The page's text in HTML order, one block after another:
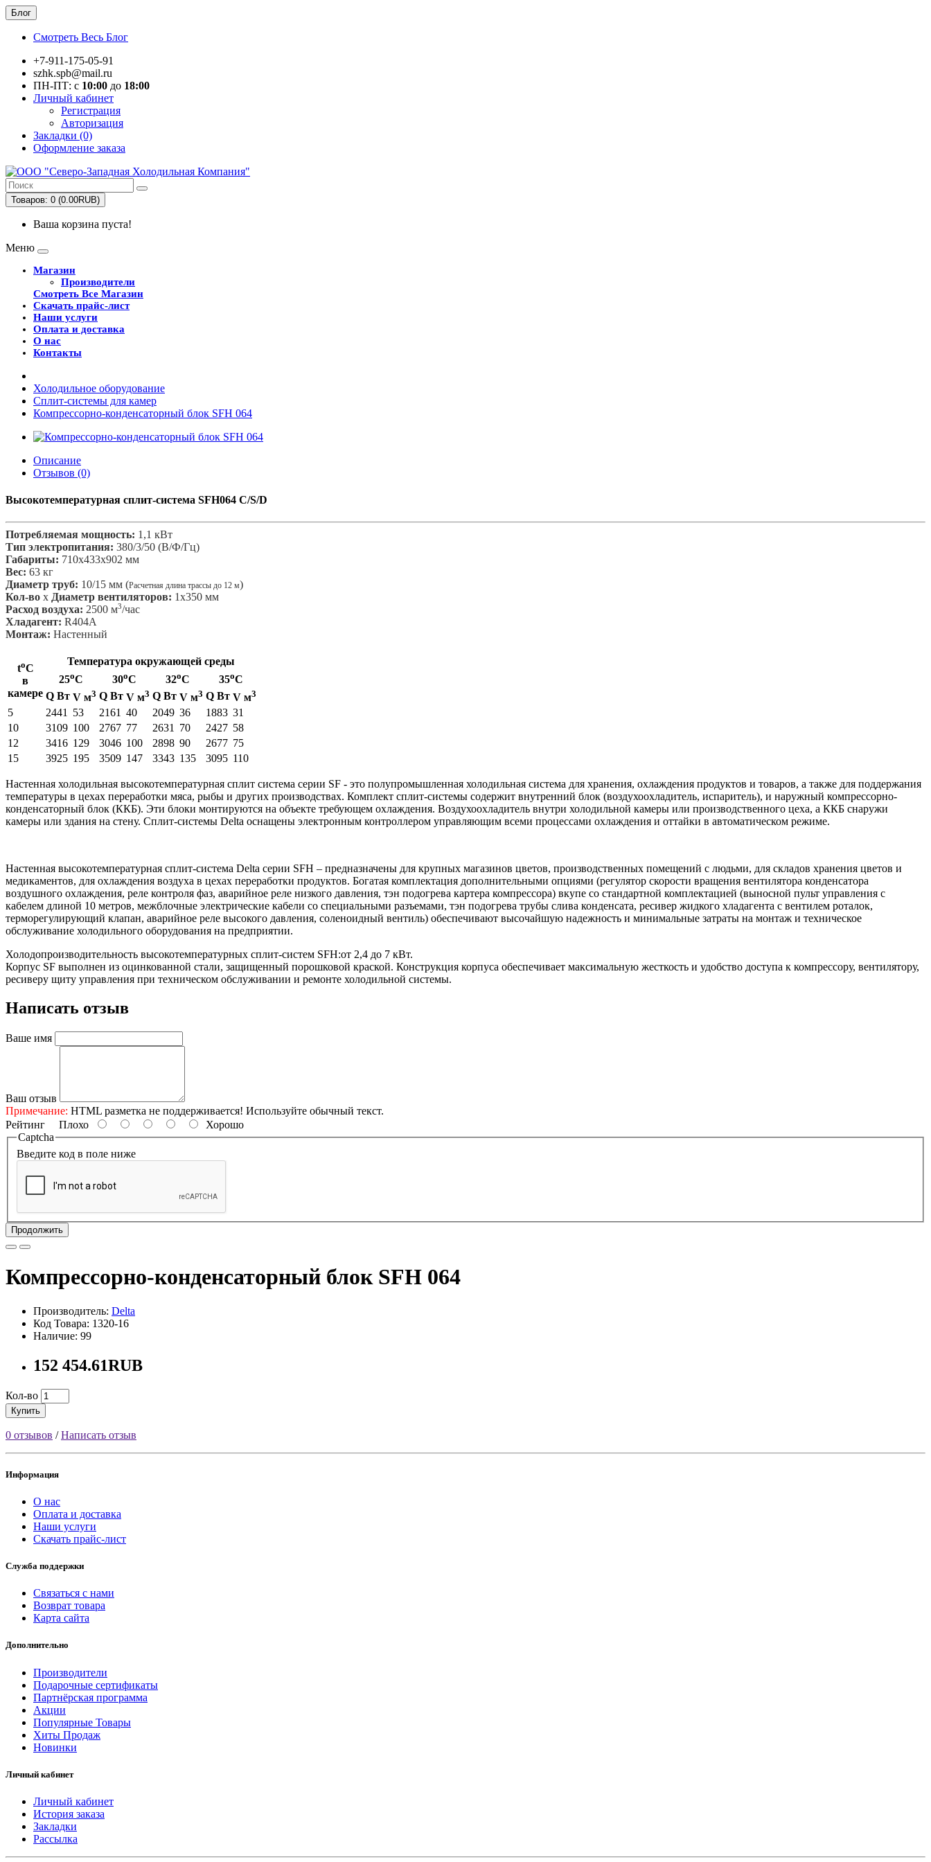
Блог
Смотреть Весь Блог
+7-911-175-05-91
szhk.spb@mail.ru
ПН-ПТ: с 10:00 до 18:00
Личный кабинет
Регистрация
Авторизация
Закладки (0)
Оформление заказа
Товаров: 0 (0.00RUB)
Ваша корзина пуста!
Меню
Магазин
Производители
Смотреть Все Магазин
Скачать прайс-лист
Наши услуги
Оплата и доставка
О нас
Контакты
Холодильное оборудование
Сплит-системы для камер
Компрессорно-конденсаторный блок SFH 064
Описание
Отзывов (0)
Высокотемпературная сплит-система SFH064 C/S/D
Потребляемая мощность: 1,1 кВт
Тип электропитания: 380/3/50 (В/Ф/Гц)
Габариты: 710x433x902 мм
Вес: 63 кг
Диаметр труб: 10/15 мм (Расчетная длина трассы до 12 м)
Кол-во x Диаметр вентиляторов: 1х350 мм
Расход воздуха: 2500 м3/час
Хладагент: R404A
Монтаж: Настенный
toС
в
камере
Температура окружающей среды
25oС 30oС 32oС 35oС
Q Вт V м3 Q Вт V м3 Q Вт V м3 Q Вт V м3
5 2441 53 2161 40 2049 36 1883 31
10
3109 100 2767 77 2631 70 2427 58
12
3416 129 3046 100 2898 90 2677 75
15
3925 195 3509 147 3343 135 3095 110
Настенная холодильная высокотемпературная сплит система серии SF - это полупромышленная холодильная система для хранения, охлаждения продуктов и товаров, а также для поддержания
температуры в цехах переработки мяса, рыбы и других производствах. Комплект сплит-системы содержит внутренний блок (воздухоохладитель, испаритель), и наружный компрессорно-
конденсаторный блок (ККБ). Эти блоки монтируются на объекте требующем охлаждения. Воздухоохладитель внутри холодильной камеры или производственного цеха, а ККБ снаружи
камеры или здания на стену. Сплит-системы Delta оснащены электронным контроллером управляющим всеми процессами охлаждения и оттайки в автоматическом режиме.
Настенная высокотемпературная сплит-система Delta серии SFH – предназначены для крупных магазинов цветов, производственных помещений с людьми, для складов хранения цветов и
медикаментов, для охлаждения воздуха в цехах переработки продуктов. Богатая комплектация дополнительными опциями (регулятор скорости вращения вентилятора конденсатора
воздушного охлаждения, реле контроля фаз, аварийное реле низкого давления, тэн подогрева картера компрессора) вкупе со стандартной комплектацией (выносной пульт управления с
кабелем длиной 10 метров, межблочные электрические кабели со специальными разъемами, тэн подогрева трубы слива конденсата, ресивер жидкого хладагента с вентилем роталок,
терморегулирующий клапан, аварийное реле высокого давления, соленоидный вентиль) обеспечивают высочайшую надежность и минимальные затраты на монтаж и техническое
обслуживание холодильного оборудования на предприятии.
Холодопроизводительность высокотемпературных сплит-систем SFH:от 2,4 до 7 кВт.
Корпус SF выполнен из оцинкованной стали, защищенный порошковой краской. Конструкция корпуса обеспечивает максимальную жесткость и удобство доступа к компрессору, вентилятору,
ресиверу щиту управления при техническом обслуживании и ремонте холодильной системы.
Написать отзыв
Ваше имя
Ваш отзыв
Примечание: HTML разметка не поддерживается! Используйте обычный текст.
Рейтинг Плохо
Хорошо
Captcha
Введите код в поле ниже
Продолжить
Компрессорно-конденсаторный блок SFH 064
Производитель: Delta
Код Товара: 1320-16
Наличие: 99
152 454.61RUB
Кол-во
Купить
0 отзывов /Написать отзыв
Информация
О нас
Оплата и доставка
Наши услуги
Скачать прайс-лист
Служба поддержки
Связаться с нами
Возврат товара
Карта сайта
Дополнительно
Производители
Подарочные сертификаты
Партнёрская программа
Акции
Популярные Товары
Хиты Продаж
Новинки
Личный кабинет
Личный кабинет
История заказа
Закладки
Рассылка